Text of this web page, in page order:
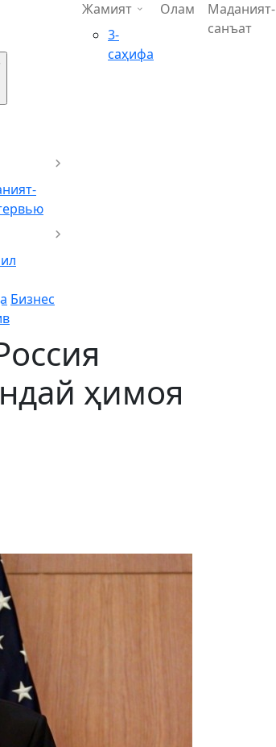
Бизнес
Жамият
3-
саҳифа
Олам
Маданият-
санъат
ҳимоя